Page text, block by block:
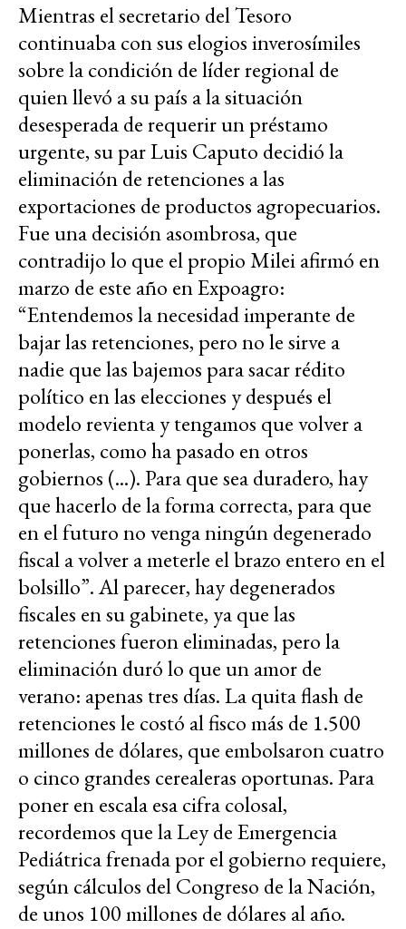
Mientras el secretario del Tesoro
continuaba con sus elogios inverosímiles
sobre la condición de líder regional de
quien llevó a su país a la situación
desesperada de requerir un préstamo
urgente, su par Luis Caputo decidió la
eliminación de retenciones a las
exportaciones de productos agropecuarios.
Fue una decisión asombrosa, que
contradijo lo que el propio Milei afirmó en
marzo de este año en Expoagro:
“Entendemos la necesidad imperante de
bajar las retenciones, pero no le sirve a
nadie que las bajemos para sacar rédito
político en las elecciones y después el
modelo revienta y tengamos que volver a
ponerlas, como ha pasado en otros
gobiernos (...). Para que sea duradero, hay
que hacerlo de la forma correcta, para que
en el futuro no venga ningún degenerado
fiscal a volver a meterle el brazo entero en el
bolsillo”. Al parecer, hay degenerados
fiscales en su gabinete, ya que las
retenciones fueron eliminadas, pero la
eliminación duró lo que un amor de
verano: apenas tres días. La quita flash de
retenciones le costó al fisco más de 1.500
millones de dólares, que embolsaron cuatro
o cinco grandes cerealeras oportunas. Para
poner en escala esa cifra colosal,
recordemos que la Ley de Emergencia
Pediátrica frenada por el gobierno requiere,
según cálculos del Congreso de la Nación,
de unos 100 millones de dólares al año.